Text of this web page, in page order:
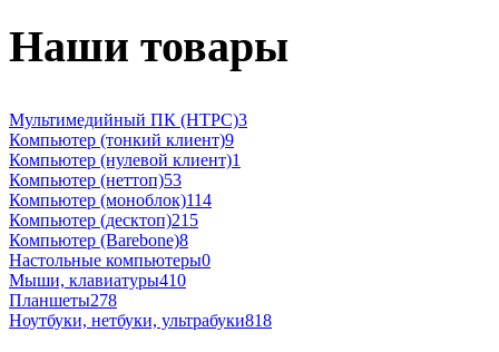
Наши товары
Мультимедийный ПК (HTPC)3
Компьютер (тонкий клиент)9
Компьютер (нулевой клиент)1
Компьютер (неттоп)53
Компьютер (моноблок)114
Компьютер (десктоп)215
Компьютер (Barebone)8
Настольные компьютеры0
Мыши, клавиатуры410
Планшеты278
Ноутбуки, нетбуки, ультрабуки818